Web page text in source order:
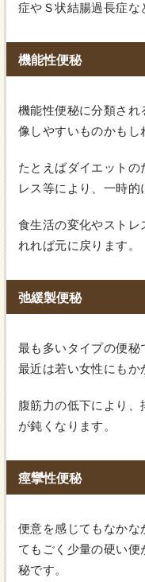
症やＳ状結腸過長症な
機能性便秘
機能性便秘に分類され
像しやすいものかもし
たとえばダイエットの
レス等により、一時的
食生活の変化やストレ
れれば元に戻ります。
弛緩製便秘
最も多いタイプの便秘
最近は若い女性にもか
腹筋力の低下により、
が鈍くなります。
痙攣性便秘
便意を感じてもなかな
てもごく少量の硬い便
秘です。